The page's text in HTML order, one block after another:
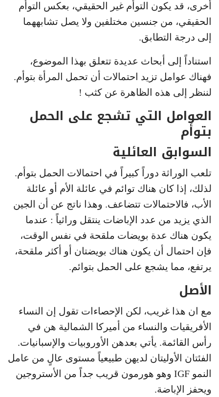
أخرى، قد يكون التوأم غير الحقيقي، بعكس التوأم
الحقيقي، من جنسين مختلفين ولا يصل تشابههما
إلى درجة التطابق.
استناداً إلى أبحاث عديدة تتعلق بهذا الموضوع،
فهناك عوامل تزيد احتمالات أن تحمل المرأة بتوأم.
لننظر إلى هذه الظاهرة عن كثب !
العوامل التي تشجع على الحمل
بتوأم
السوابق العائلية
تلعب الوراثة دوراً كبيراً في احتمالات الحمل بتوأم.
لذلك، إذا كان هناك توائم في عائلة الأم أو عائلة
الأب، فالاحتمالات تتضاعف. وهذا ناتج عن أن الجين
الذي يزيد من عدد الإباضات ينتقل وراثياً : عندما
يكون هناك عدة بويضات ملقحة في نفس الوقت،
فإن احتمال أن يكون هناك بويضتان أو أكثر ملقحة،
يرتفع، مما يشجع على الحمل بتوائم.
الأصل
مع ان هذا غريب، لكن الإحصاءات تقول إن النساء
الأفريقيات والنساء من أميركا الشمالية هن في
رأس القائمة. يأتي بعدهن الأوروبيات والإسبانيات.
الفئتان الأوليتان لديهن طبيعياً مستوى عالٍ من عامل
النمو IGF وهو هورمون قريب جداً من الأستروجين
ويحفز الإباضة.